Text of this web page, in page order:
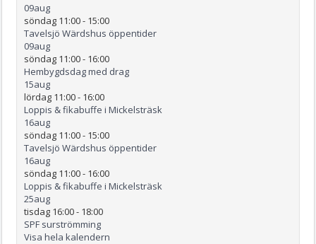
09aug
söndag 11:00- 15:00
Tavelsjö Wärdshus öppentider
09aug
söndag 11:00- 16:00
Hembygdsdag med drag
15aug
lördag 11:00- 16:00
Loppis & fikabuffe i Mickelsträsk
16aug
söndag 11:00- 15:00
Tavelsjö Wärdshus öppentider
16aug
söndag 11:00- 16:00
Loppis & fikabuffe i Mickelsträsk
25aug
tisdag 16:00- 18:00
SPF surströmming
Visa hela kalendern